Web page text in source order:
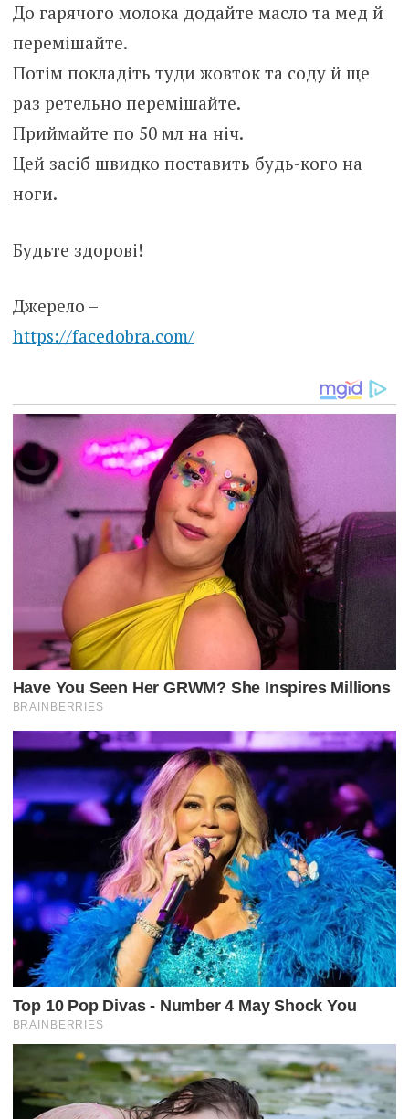
До гарячого молока додайте масло та мед й
перемішайте.
Потім покладіть туди жовток та соду й ще
раз ретельно перемішайте.
Приймайте по 50 мл на ніч.
Цей засіб швидко поставить будь-кого на
ноги.
Будьте здорові!
Джерело –
https://facedobra.com/